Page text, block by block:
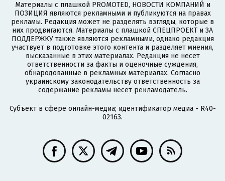
Материалы с плашкой PROMOTED, НОВОСТИ КОМПАНИЙ и
ПОЗИЦИЯ являются рекламными и публикуются на правах
рекламы. Редакция может не разделять взгляды, которые в
них продвигаются. Материалы с плашкой СПЕЦПРОЕКТ и ЗА
ПОДДЕРЖКУ также являются рекламными, однако редакция
участвует в подготовке этого контента и разделяет мнения,
высказанные в этих материалах. Редакция не несет
ответственности за факты и оценочные суждения,
обнародованные в рекламных материалах. Согласно
украинскому законодательству ответственность за
содержание рекламы несет рекламодатель.
Субъект в сфере онлайн-медиа; идентификатор медиа - R40-
02163.